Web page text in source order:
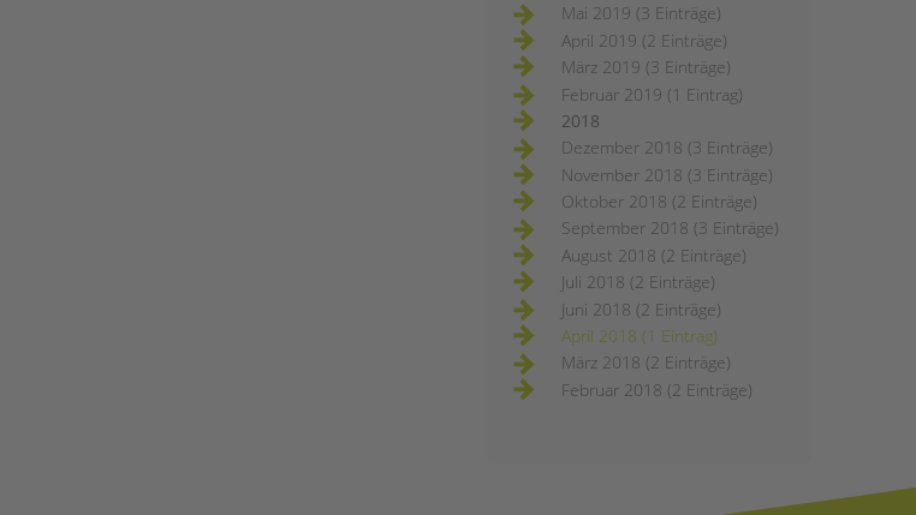
Mai 2019 (3 Einträge)
April 2019 (2 Einträge)
März 2019 (3 Einträge)
Februar 2019 (1 Eintrag)
2018
Dezember 2018 (3 Einträge)
November 2018 (3 Einträge)
Oktober 2018 (2 Einträge)
September 2018 (3 Einträge)
August 2018 (2 Einträge)
Juli 2018 (2 Einträge)
Juni 2018 (2 Einträge)
April 2018 (1 Eintrag)
März 2018 (2 Einträge)
Februar 2018 (2 Einträge)